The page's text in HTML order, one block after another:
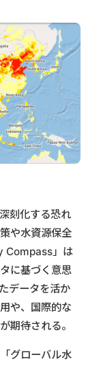
刻化する恐れ
や水資源保全
Compass」は
に基づく意思
データを活か
や、国際的な
期待される。
グローバル水